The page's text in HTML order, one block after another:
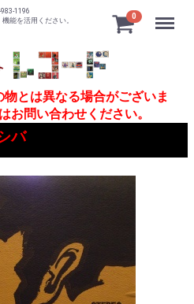
1196
能を活用ください。
0 Menu
とは異なる場合がございま
お問い合わせください。
バ